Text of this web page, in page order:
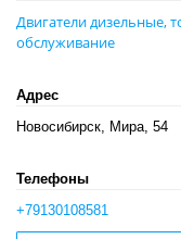
Двигатели дизельные,
обслуживание
Адрес
Новосибирск, Мира, 54
Телефоны
+79130108581